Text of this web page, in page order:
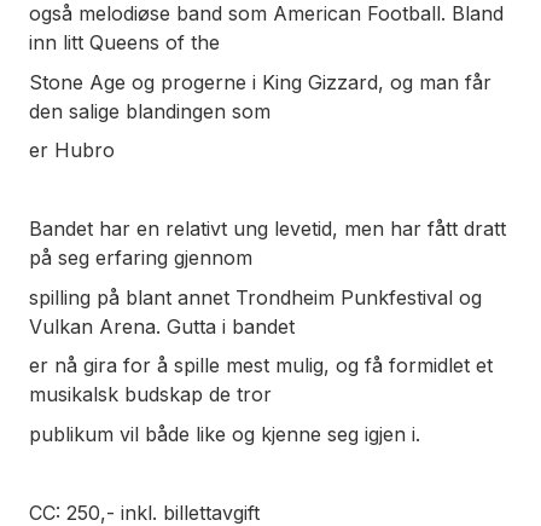
også melodiøse band som American Football. Bland
inn litt Queens of the
Stone Age og progerne i King Gizzard, og man får
den salige blandingen som
er Hubro
Bandet har en relativt ung levetid, men har fått dratt
på seg erfaring gjennom
spilling på blant annet Trondheim Punkfestival og
Vulkan Arena. Gutta i bandet
er nå gira for å spille mest mulig, og få formidlet et
musikalsk budskap de tror
publikum vil både like og kjenne seg igjen i.
CC: 250,- inkl. billettavgift